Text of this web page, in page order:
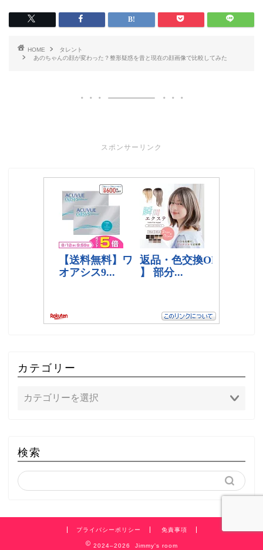
HOME
タレント
あのちゃんの顔が変わった？整形疑惑を昔と現在の顔画像で比較してみた
スポンサーリンク
カテゴリー
検索
プライバシーポリシー 免責事項
2024–2026 Jimmy's room